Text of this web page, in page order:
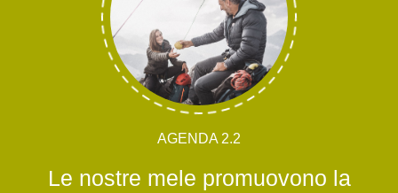
AGENDA 2.2
Le nostre mele promuovono la